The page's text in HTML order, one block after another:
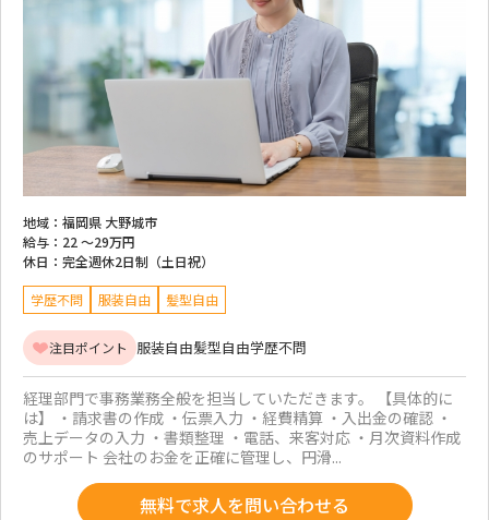
地域： 福岡県 大野城市
給与： 22 ～29万円
休日： 完全週休2日制（土日祝）
学歴不問 服装自由 髪型自由
注目ポイント 服装自由髪型自由学歴不問
経理部門で事務業務全般を担当していただきます。 【具体的に
は】 ・請求書の作成 ・伝票入力 ・経費精算 ・入出金の確認 ・
売上データの入力 ・書類整理 ・電話、来客対応 ・月次資料作成
のサポート 会社のお金を正確に管理し、円滑...
無料で求人を問い合わせる